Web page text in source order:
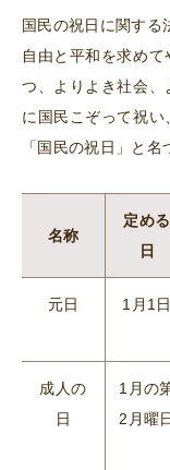
国民の祝日に関する
自由と平和を求め
つ、よりよき社会、
に国民こぞって祝
「国民の祝日」と
名称
定める
日
元日 1月1日
成人の
日
1月の
2月曜